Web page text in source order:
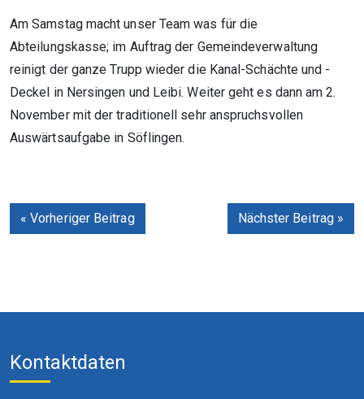
Am Samstag macht unser Team was für die
Abteilungskasse; im Auftrag der Gemeindeverwaltung
reinigt der ganze Trupp wieder die Kanal-Schächte und -
Deckel in Nersingen und Leibi. Weiter geht es dann am 2.
November mit der traditionell sehr anspruchsvollen
Auswärtsaufgabe in Söflingen.
« Vorheriger Beitrag Nächster Beitrag »
Kontaktdaten